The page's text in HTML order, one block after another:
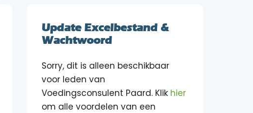
Update Excelbestand &
Wachtwoord
Sorry, dit is alleen beschikbaar
voor leden van
Voedingsconsulent Paard. Klik hier
om alle voordelen van een